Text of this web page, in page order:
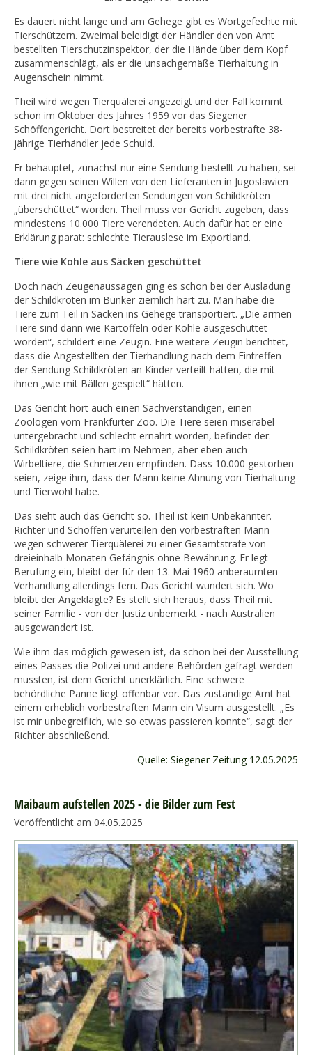
Es dauert nicht lange und am Gehege gibt es Wortgefechte mit
Tierschützern. Zweimal beleidigt der Händler den von Amt
bestellten Tierschutzinspektor, der die Hände über dem Kopf
zusammenschlägt, als er die unsachgemäße Tierhaltung in
Augenschein nimmt.
Theil wird wegen Tierquälerei angezeigt und der Fall kommt
schon im Oktober des Jahres 1959 vor das Siegener
Schöffengericht. Dort bestreitet der bereits vorbestrafte 38-
jährige Tierhändler jede Schuld.
Er behauptet, zunächst nur eine Sendung bestellt zu haben, sei
dann gegen seinen Willen von den Lieferanten in Jugoslawien
mit drei nicht angeforderten Sendungen von Schildkröten
„überschüttet“ worden. Theil muss vor Gericht zugeben, dass
mindestens 10.000 Tiere verendeten. Auch dafür hat er eine
Erklärung parat: schlechte Tierauslese im Exportland.
Tiere wie Kohle aus Säcken geschüttet
Doch nach Zeugenaussagen ging es schon bei der Ausladung
der Schildkröten im Bunker ziemlich hart zu. Man habe die
Tiere zum Teil in Säcken ins Gehege transportiert. „Die armen
Tiere sind dann wie Kartoffeln oder Kohle ausgeschüttet
worden“, schildert eine Zeugin. Eine weitere Zeugin berichtet,
dass die Angestellten der Tierhandlung nach dem Eintreffen
der Sendung Schildkröten an Kinder verteilt hätten, die mit
ihnen „wie mit Bällen gespielt“ hätten.
Das Gericht hört auch einen Sachverständigen, einen
Zoologen vom Frankfurter Zoo. Die Tiere seien miserabel
untergebracht und schlecht ernährt worden, befindet der.
Schildkröten seien hart im Nehmen, aber eben auch
Wirbeltiere, die Schmerzen empfinden. Dass 10.000 gestorben
seien, zeige ihm, dass der Mann keine Ahnung von Tierhaltung
und Tierwohl habe.
Das sieht auch das Gericht so. Theil ist kein Unbekannter.
Richter und Schöffen verurteilen den vorbestraften Mann
wegen schwerer Tierquälerei zu einer Gesamtstrafe von
dreieinhalb Monaten Gefängnis ohne Bewährung. Er legt
Berufung ein, bleibt der für den 13. Mai 1960 anberaumten
Verhandlung allerdings fern. Das Gericht wundert sich. Wo
bleibt der Angeklagte? Es stellt sich heraus, dass Theil mit
seiner Familie - von der Justiz unbemerkt - nach Australien
ausgewandert ist.
Wie ihm das möglich gewesen ist, da schon bei der Ausstellung
eines Passes die Polizei und andere Behörden gefragt werden
mussten, ist dem Gericht unerklärlich. Eine schwere
behördliche Panne liegt offenbar vor. Das zuständige Amt hat
einem erheblich vorbestraften Mann ein Visum ausgestellt. „Es
ist mir unbegreiflich, wie so etwas passieren konnte“, sagt der
Richter abschließend.
Quelle: Siegener Zeitung 12.05.2025
Maibaum aufstellen 2025 - die Bilder zum Fest
Veröffentlicht am 04.05.2025